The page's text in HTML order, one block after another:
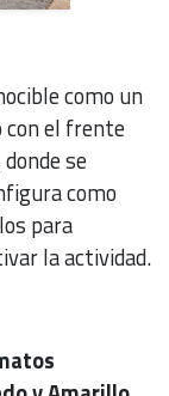
como un
con el frente
se
como
para
la actividad.